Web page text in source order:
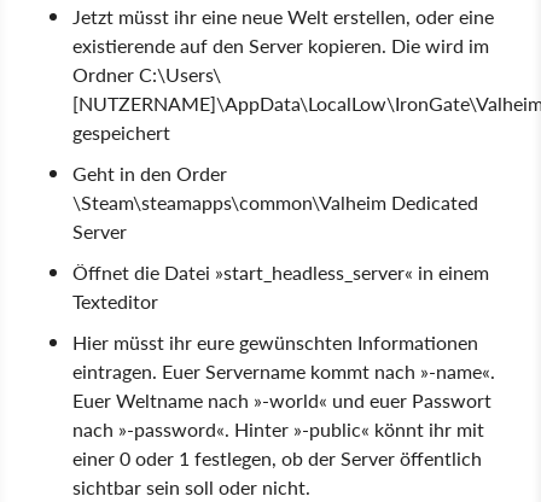
Jetzt müsst ihr eine neue Welt erstellen, oder eine
existierende auf den Server kopieren. Die wird im
Ordner C:\Users\
gespeichert
Geht in den Order
\Steam\steamapps\common\Valheim Dedicated
Server
Öffnet die Datei »start_headless_server« in einem
Texteditor
Hier müsst ihr eure gewünschten Informationen
eintragen. Euer Servername kommt nach »-name«.
Euer Weltname nach »-world« und euer Passwort
nach »-password«. Hinter »-public« könnt ihr mit
einer 0 oder 1 festlegen, ob der Server öffentlich
sichtbar sein soll oder nicht.